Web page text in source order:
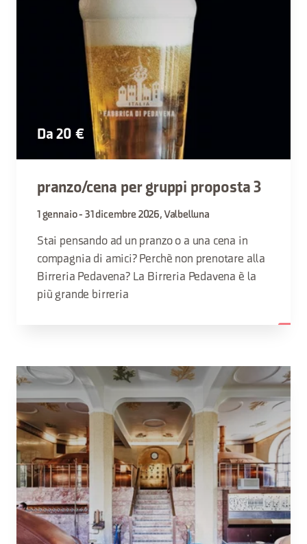
Da 20 €
pranzo/cena per gruppi proposta 3
1 gennaio - 31 dicembre 2026, Valbelluna
Stai pensando ad un pranzo o a una cena in
compagnia di amici? Perchè non prenotare alla
Birreria Pedavena? La Birreria Pedavena è la
più grande birreria